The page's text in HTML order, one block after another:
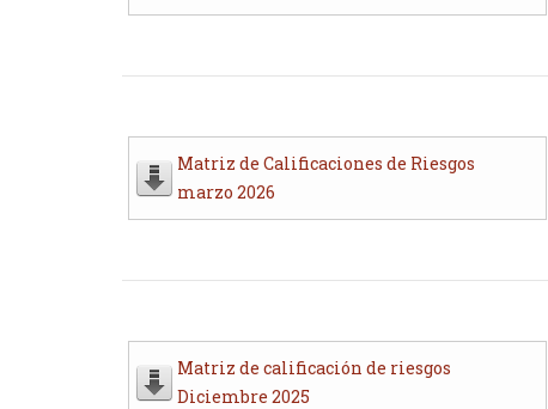
Matriz de Calificaciones de Riesgos
marzo 2026
Matriz de calificación de riesgos
Diciembre 2025